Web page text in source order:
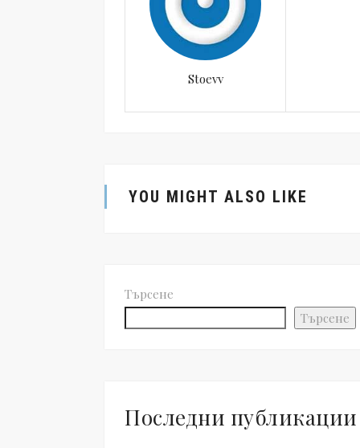
Stoevv
YOU MIGHT ALSO LIKE
Търсене
Търсене
Последни публикации